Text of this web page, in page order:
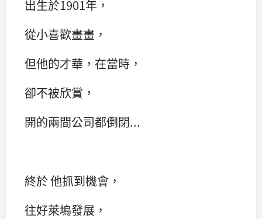
出生於1901年，
從小喜歡畫畫，
但他的才華，在當時，
卻不被欣賞，
開的兩間公司都倒閉...
終於 他抓到機會，
往好萊塢發展，